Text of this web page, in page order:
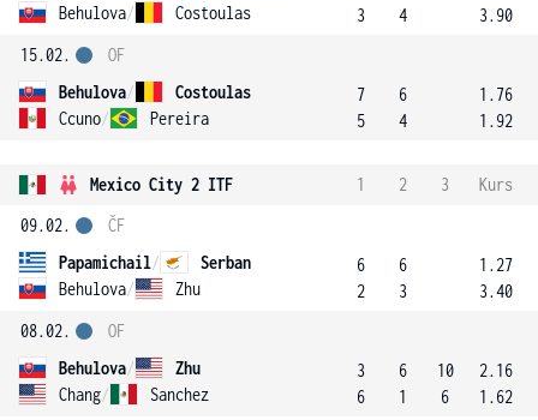
Behulova/ Costoulas
3
4
3.90
15.02.
Behulova/
Costoulas
Ccuno/ Pereira
OF
7
5
6
4
1.76
1.92
Mexico City 2 ITF 1 2 3
Kurs
09.02.
Papamichail/
Serban
Behulova/ Zhu
ČF
6
2
6
3
1.27
3.40
08.02.
Behulova/
Zhu
Chang/ Sanchez
OF
3
6
6
1
10
6
2.16
1.62